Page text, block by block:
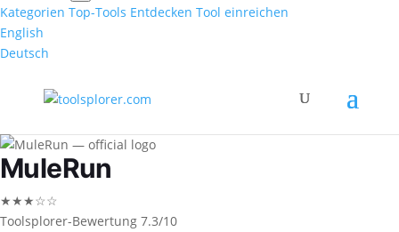
Kategorien Top-Tools Entdecken Tool einreichen
English
Deutsch
MuleRun
★★★☆☆
Toolsplorer-Bewertung 7.3/10